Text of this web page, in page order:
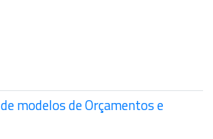
modelos de Orçamentos e